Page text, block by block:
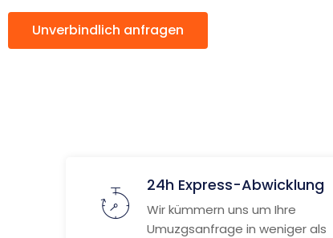
Unverbindlich anfragen
24h Express-Abwicklung
Wir kümmern uns um Ihre
Umuzgsanfrage in weniger als